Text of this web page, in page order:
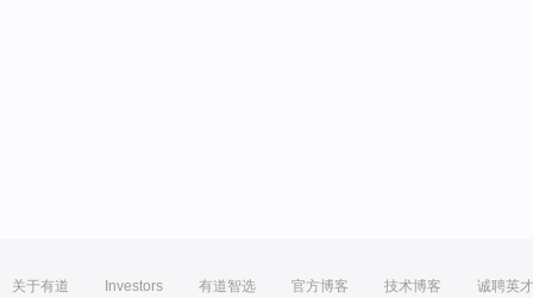
关于有道 Investors 有道智选 官方博客 技术博客 诚聘英才